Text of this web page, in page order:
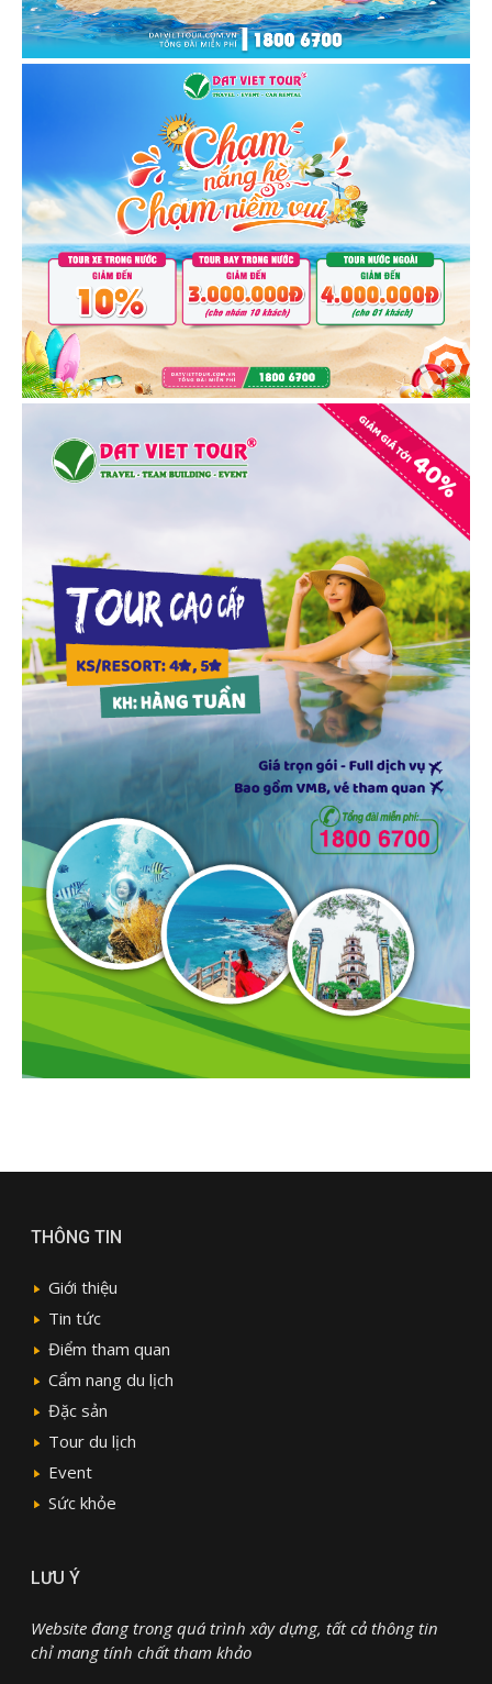
THÔNG TIN
Giới thiệu
Tin tức
Điểm tham quan
Cẩm nang du lịch
Đặc sản
Tour du lịch
Event
Sức khỏe
LƯU Ý
Website đang trong quá trình xây dựng, tất cả thông tin
chỉ mang tính chất tham khảo